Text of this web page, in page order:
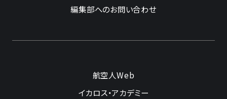
編集部へのお問い合わせ
航空人Web
イカロス・アカデミー